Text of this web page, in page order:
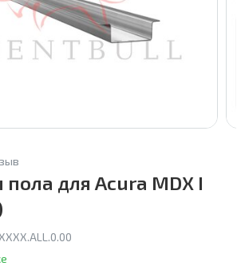
для Acura MDX I